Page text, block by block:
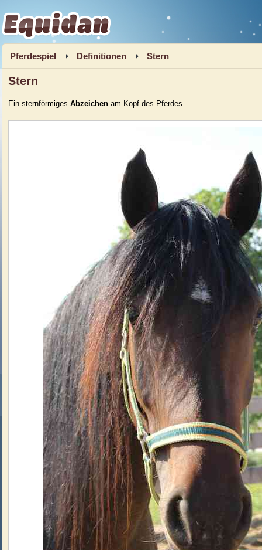
Equidan
Pferdespiel Definitionen Stern
Stern
Ein sternförmiges Abzeichen am Kopf des Pferdes.